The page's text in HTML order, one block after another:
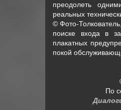
преодолеть
реальных
© Фото-
поиске входа в
плакатных
покой
По